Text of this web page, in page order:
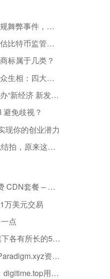
小米通报多起违规舞弊事件，要求所有员工进行利益冲突报备
韩国推动重新评估比特币监管法规
标属于几类？
国内云计算厂商众生相：四大阵营十几家企业生存盘点
天津市河西区举办“新经济 新发展 新动力—数字经济多维体系驱动智能城市”论坛
免歧视？
现你的创业潜力
六字母超10万元结拍，原来这些米都有对应终端！
阿里云 ESA 免费 CDN套餐 – 不限流量、全球加速 免费购买分享
万美元交易
点
Donuts注册局旗下各有所长的5大域名
Web3风投公司Paradigm.xyz资金量超25亿美元
元宇宙带火VR，digitime.top用VR推动教育创新